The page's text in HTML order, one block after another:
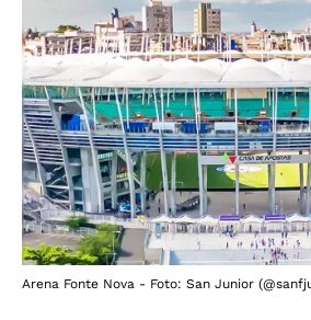
Arena Fonte Nova - Foto: San Junior